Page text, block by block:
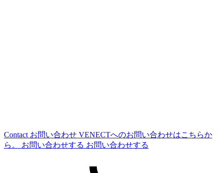
Contact お問い合わせ VENECTへのお問い合わせはこちらか
ら。
お問い合わせする お問い合わせする